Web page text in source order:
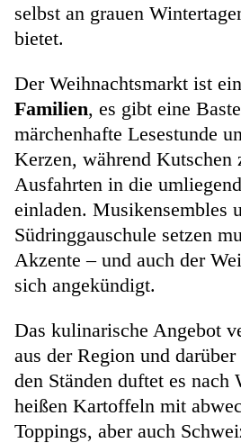
selbst an grauen
bietet.
Der Weihnachtsmarkt ist ein
Familien, es gibt eine
märchenhafte Lesestunde
Kerzen, während Kutschen
Ausfahrten in die
einladen. Musikensembles
Südringgauschule setzen
Akzente – und auch der
sich angekündigt.
Das kulinarische Angebot
aus der Region und
den Ständen duftet es nach
heißen Kartoffeln mit
Toppings, aber auch